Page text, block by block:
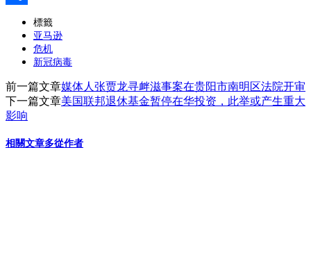
標籤
亚马逊
危机
新冠病毒
前一篇文章媒体人张贾龙寻衅滋事案在贵阳市南明区法院开审
下一篇文章美国联邦退休基金暂停在华投资，此举或产生重大
影响
相關文章多從作者